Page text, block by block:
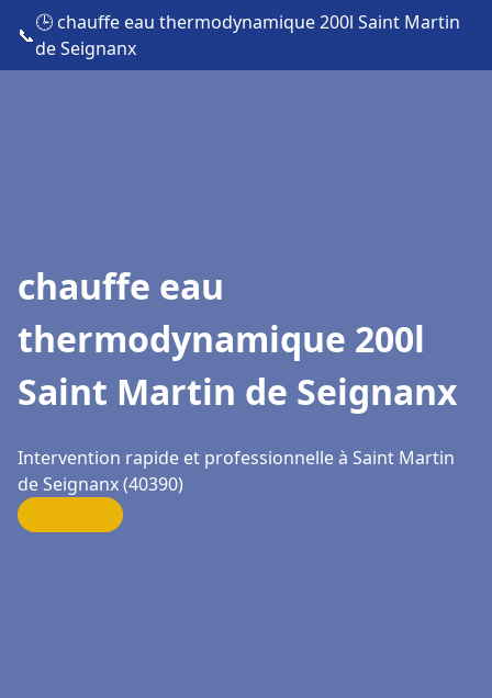
📞
🕒 chauffe eau thermodynamique 200l Saint Martin
de Seignanx
chauffe eau
thermodynamique 200l
Saint Martin de Seignanx
Intervention rapide et professionnelle à Saint Martin
de Seignanx (40390)